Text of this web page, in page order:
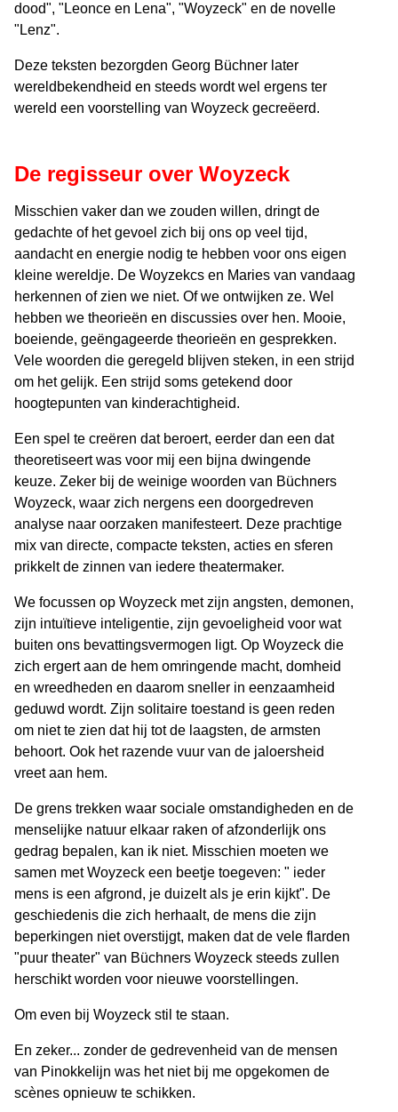
dood", "Leonce en Lena", "Woyzeck" en de novelle
"Lenz".
Deze teksten bezorgden Georg Büchner later
wereldbekendheid en steeds wordt wel ergens ter
wereld een voorstelling van Woyzeck gecreëerd.
De regisseur over Woyzeck
Misschien vaker dan we zouden willen, dringt de
gedachte of het gevoel zich bij ons op veel tijd,
aandacht en energie nodig te hebben voor ons eigen
kleine wereldje. De Woyzekcs en Maries van vandaag
herkennen of zien we niet. Of we ontwijken ze. Wel
hebben we theorieën en discussies over hen. Mooie,
boeiende, geëngageerde theorieën en gesprekken.
Vele woorden die geregeld blijven steken, in een strijd
om het gelijk. Een strijd soms getekend door
hoogtepunten van kinderachtigheid.
Een spel te creëren dat beroert, eerder dan een dat
theoretiseert was voor mij een bijna dwingende
keuze. Zeker bij de weinige woorden van Büchners
Woyzeck, waar zich nergens een doorgedreven
analyse naar oorzaken manifesteert. Deze prachtige
mix van directe, compacte teksten, acties en sferen
prikkelt de zinnen van iedere theatermaker.
We focussen op Woyzeck met zijn angsten, demonen,
zijn intuïtieve inteligentie, zijn gevoeligheid voor wat
buiten ons bevattingsvermogen ligt. Op Woyzeck die
zich ergert aan de hem omringende macht, domheid
en wreedheden en daarom sneller in eenzaamheid
geduwd wordt. Zijn solitaire toestand is geen reden
om niet te zien dat hij tot de laagsten, de armsten
behoort. Ook het razende vuur van de jaloersheid
vreet aan hem.
De grens trekken waar sociale omstandigheden en de
menselijke natuur elkaar raken of afzonderlijk ons
gedrag bepalen, kan ik niet. Misschien moeten we
samen met Woyzeck een beetje toegeven: " ieder
mens is een afgrond, je duizelt als je erin kijkt". De
geschiedenis die zich herhaalt, de mens die zijn
beperkingen niet overstijgt, maken dat de vele flarden
"puur theater" van Büchners Woyzeck steeds zullen
herschikt worden voor nieuwe voorstellingen.
Om even bij Woyzeck stil te staan.
En zeker... zonder de gedrevenheid van de mensen
van Pinokkelijn was het niet bij me opgekomen de
scènes opnieuw te schikken.